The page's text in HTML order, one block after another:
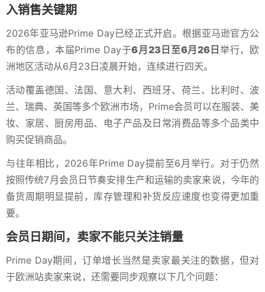
入销售关键期
2026年亚马逊Prime Day已经正式开启。根据亚马逊官方公
布的信息，本届Prime Day于6月23日至6月26日举行，欧
洲地区活动从6月23日凌晨开始，连续进行四天。
活动覆盖德国、法国、意大利、西班牙、荷兰、比利时、波
兰、瑞典、英国等多个欧洲市场，Prime会员可以在服装、美
妆、家居、厨房用品、电子产品及日常消费品等多个品类中
购买促销商品。
与往年相比，2026年Prime Day提前至6月举行。对于仍然
按照传统7月会员日节奏安排生产和运输的卖家来说，今年的
备货周期明显提前，库存管理和补货反应速度也变得更加重
要。
会员日期间，卖家不能只关注销量
Prime Day期间，订单增长当然是卖家最关注的数据，但对
于欧洲站卖家来说，还需要同步观察以下几个问题：